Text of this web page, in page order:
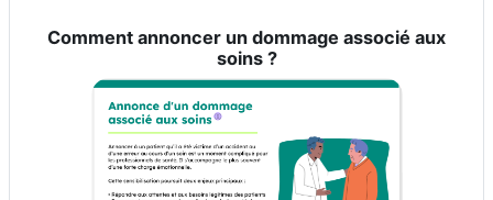
Comment annoncer un dommage associé aux
soins ?